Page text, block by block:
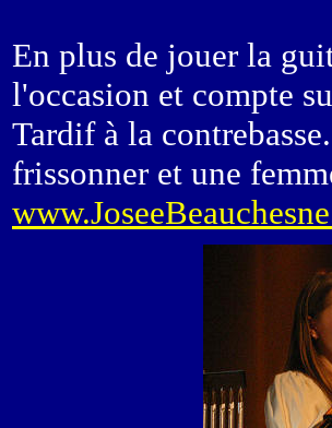
En plus de jouer la
l'occasion et compte
Tardif à la
frissonner et une